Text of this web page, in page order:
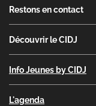
Restons en contact
Découvrir le CIDJ
Info Jeunes by CIDJ
L'agenda